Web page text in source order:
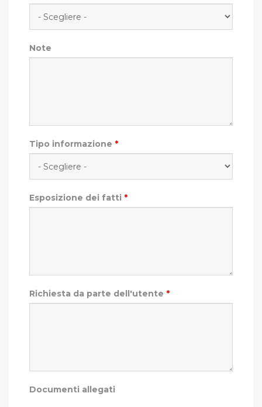
Note
Tipo informazione *
Esposizione dei fatti *
Richiesta da parte dell'utente *
Documenti allegati